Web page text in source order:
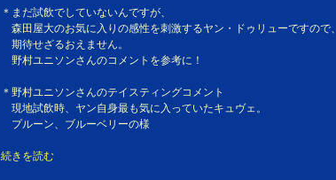
＊まだ試飲でしていないんですが、
森田屋大のお気に入りの感性を刺激するヤン・ドゥリューですので、
期待せざるおえません。
野村ユニソンさんのコメントを参考に！
＊野村ユニソンさんのテイスティングコメント
現地試飲時、ヤン自身最も気に入っていたキュヴェ。
プルーン、ブルーベリーの様
続きを読む